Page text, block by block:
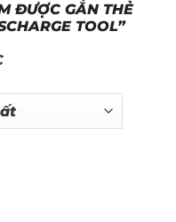
ĐƯỢC GẮN THẺ
TOOL”